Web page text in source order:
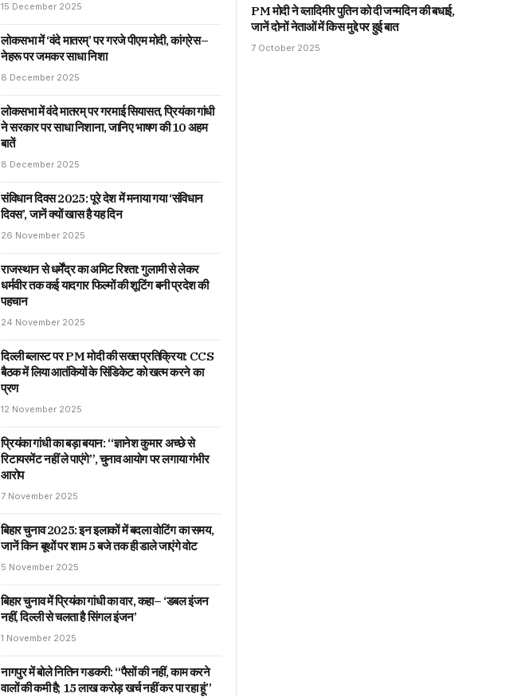
15 December 2025
लोकसभा में ‘वंदे मातरम्’ पर गरजे पीएम मोदी, कांग्रेस–
नेहरू पर जमकर साधा निशा
8 December 2025
लोकसभा में वंदे मातरम् पर गरमाई सियासत, प्रियंका गांधी
ने सरकार पर साधा निशाना, जानिए भाषण की 10 अहम
बातें
8 December 2025
संविधान दिवस 2025: पूरे देश में मनाया गया ‘संविधान
दिवस’, जानें क्यों खास है यह दिन
26 November 2025
राजस्थान से धर्मेंद्र का अमिट रिश्ता: गुलामी से लेकर
धर्मवीर तक कई यादगार फिल्मों की शूटिंग बनी प्रदेश की
पहचान
24 November 2025
दिल्ली ब्लास्ट पर PM मोदी की सख्त प्रतिक्रिया: CCS
बैठक में लिया आतंकियों के सिंडिकेट को खत्म करने का
प्रण
12 November 2025
प्रियंका गांधी का बड़ा बयान: “ज्ञानेश कुमार अच्छे से
रिटायरमेंट नहीं ले पाएंगे”, चुनाव आयोग पर लगाया गंभीर
आरोप
7 November 2025
बिहार चुनाव 2025: इन इलाकों में बदला वोटिंग का समय,
जानें किन बूथों पर शाम 5 बजे तक ही डाले जाएंगे वोट
5 November 2025
बिहार चुनाव में प्रियंका गांधी का वार, कहा– ‘डबल इंजन
नहीं, दिल्ली से चलता है सिंगल इंजन’
1 November 2025
नागपुर में बोले नितिन गडकरी: “पैसों की नहीं, काम करने
वालों की कमी है; 15 लाख करोड़ खर्च नहीं कर पा रहा हूं”
PM मोदी ने व्लादिमीर पुतिन को दी जन्मदिन की बधाई,
जानें दोनों नेताओं में किस मुद्दे पर हुई बात
7 October 2025